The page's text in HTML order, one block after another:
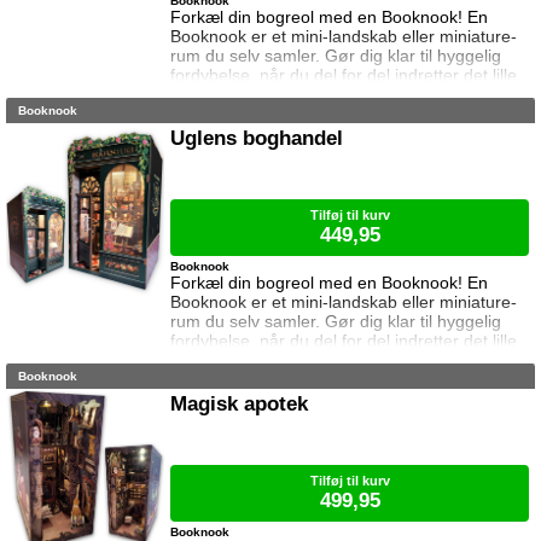
Forkæl din bogreol med en Booknook! En
Booknook er et mini-landskab eller miniature-
rum du selv samler. Gør dig klar til hyggelig
fordybelse, når du del for del indretter det lille
rum med de fineste detaljer. Med lukkede
og med det indbyggede lys, pynter den også i
mørke. Samlet størrelse: 19,1 cm høj, 15,5 cm
Booknook
Uglens boghandel
Forkæl din bogreol med en Booknook! En
Booknook er et mini-landskab eller miniature-
rum du selv samler. Gør dig klar til hyggelig
fordybelse, når du del for del indretter det lille
rum med de fineste detaljer. Med lukkede
og med det indbyggede lys, pynter den også i
mørke. I denne booknook går døren op og i til
Booknook
Tilføj til kurv
449,95
Booknook
Magisk apotek
Booknook
Tilføj til kurv
499,95